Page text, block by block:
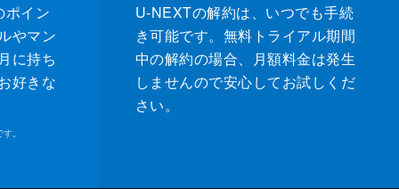
ポイン
やマン
に持ち
好きな
。
U-NEXTの解約は、いつでも手続
き可能です。無料トライアル期間
中の解約の場合、月額料金は発生
しませんので安心してお試しくだ
さい。